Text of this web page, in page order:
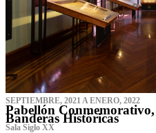
SEPTIEMBRE, 2021 A ENERO, 2022
Pabellón
Banderas Históricas
Sala Siglo XX